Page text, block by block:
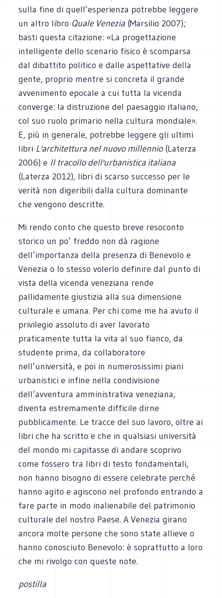
sulla fine di quell’esperienza potrebbe leggere
un altro libro Quale Venezia(Marsilio 2007);
basti questa citazione: «La progettazione
intelligente dello scenario fisico è scomparsa
dal dibattito politico e dalle aspettative della
gente, proprio mentre si concreta il grande
avvenimento epocale a cui tutta la vicenda
converge: la distruzione del paesaggio italiano,
col suo ruolo primario nella cultura mondiale».
E, più in generale, potrebbe leggere gli ultimi
libri L'architettura nel nuovo millennio(Laterza
2006) e Il tracollo dell'urbanistica italiana
(Laterza 2012), libri di scarso successo per le
verità non digeribili dalla cultura dominante
che vengono descritte.
Mi rendo conto che questo breve resoconto
storico un po’ freddo non dà ragione
dell’importanza della presenza di Benevolo e
Venezia o lo stesso volerlo definire dal punto di
vista della vicenda veneziana rende
pallidamente giustizia alla sua dimensione
culturale e umana. Per chi come me ha avuto il
privilegio assoluto di aver lavorato
praticamente tutta la vita al suo fianco, da
studente prima, da collaboratore
nell’università, e poi in numerosissimi piani
urbanistici e infine nella condivisione
dell’avventura amministrativa veneziana,
diventa estremamente difficile dirne
pubblicamente. Le tracce del suo lavoro, oltre ai
libri che ha scritto e che in qualsiasi università
del mondo mi capitasse di andare scoprivo
come fossero tra libri di testo fondamentali,
non hanno bisogno di essere celebrate perché
hanno agito e agiscono nel profondo entrando a
fare parte in modo inalienabile del patrimonio
culturale del nostro Paese. A Venezia girano
ancora molte persone che sono state allieve o
hanno conosciuto Benevolo: è soprattutto a loro
che mi rivolgo con queste note.
postilla